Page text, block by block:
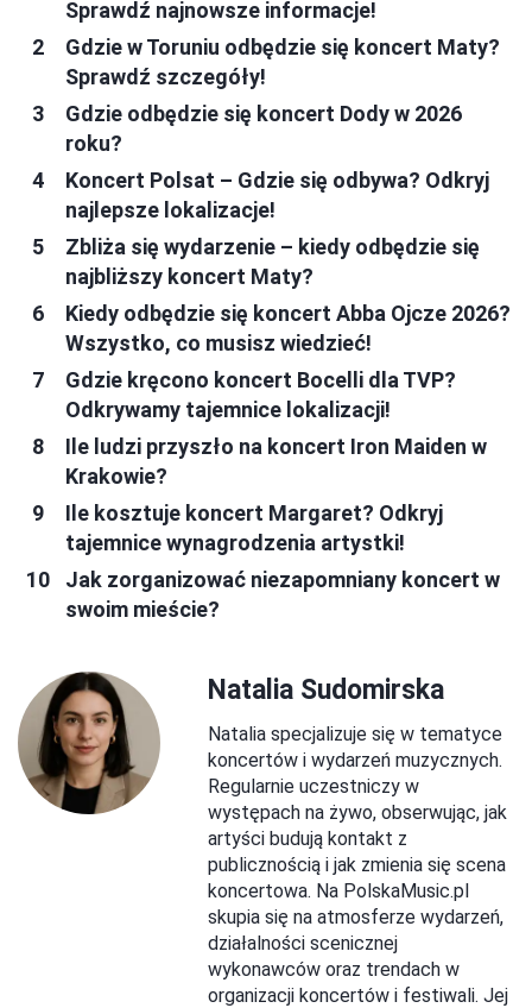
Sprawdź najnowsze informacje!
Gdzie w Toruniu odbędzie się koncert Maty?
Sprawdź szczegóły!
Gdzie odbędzie się koncert Dody w 2026
roku?
Koncert Polsat – Gdzie się odbywa? Odkryj
najlepsze lokalizacje!
Zbliża się wydarzenie – kiedy odbędzie się
najbliższy koncert Maty?
Kiedy odbędzie się koncert Abba Ojcze 2026?
Wszystko, co musisz wiedzieć!
Gdzie kręcono koncert Bocelli dla TVP?
Odkrywamy tajemnice lokalizacji!
Ile ludzi przyszło na koncert Iron Maiden w
Krakowie?
Ile kosztuje koncert Margaret? Odkryj
tajemnice wynagrodzenia artystki!
Jak zorganizować niezapomniany koncert w
swoim mieście?
Natalia Sudomirska
Natalia specjalizuje się w tematyce
koncertów i wydarzeń muzycznych.
Regularnie uczestniczy w
występach na żywo, obserwując, jak
artyści budują kontakt z
publicznością i jak zmienia się scena
koncertowa. Na PolskaMusic.pl
skupia się na atmosferze wydarzeń,
działalności scenicznej
wykonawców oraz trendach w
organizacji koncertów i festiwali. Jej